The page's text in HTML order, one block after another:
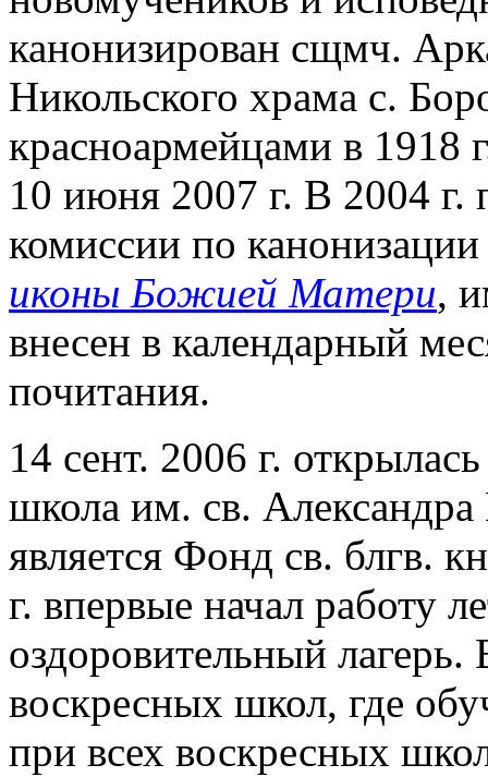
канонизирован сщмч.
Никольского храма с.
красноармейцами в 1918
10 июня 2007 г. В 2004
комиссии по
иконы Божией Матери,
внесен в календарный
почитания.
14 сент. 2006 г.
школа им. св. Александра
является Фонд св. блгв.
г. впервые начал работу
оздоровительный
воскресных школ, где
при всех воскресных